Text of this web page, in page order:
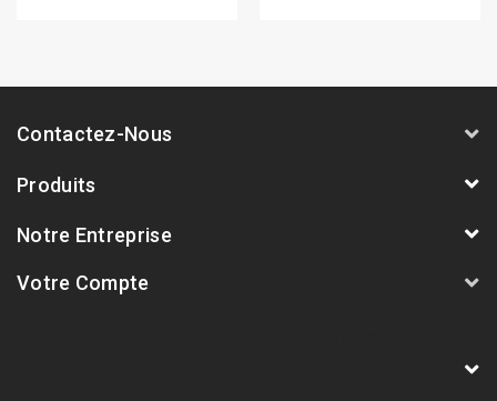
Contactez-Nous
Produits
Notre Entreprise
Votre Compte